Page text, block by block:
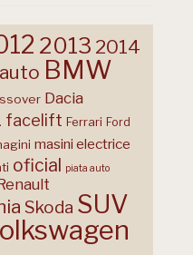
2013 2014
auto BMW
Dacia
facelift Ferrari Ford
masini electrice
oficial piata auto
Skoda SUV